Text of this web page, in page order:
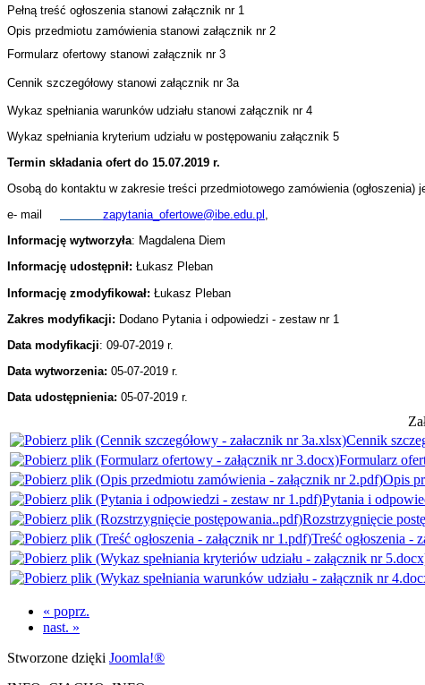
Pełną treść ogłoszenia stanowi załącznik nr 1
Opis przedmiotu zamówienia stanowi załącznik nr 2
Formularz ofertowy stanowi załącznik nr 3
Cennik szczegółowy stanowi załącznik nr 3a
Wykaz spełniania warunków udziału stanowi załącznik nr 4
Wykaz spełniania kryterium udziału w postępowaniu załącznik 5
Termin składania ofert do 15.07.2019 r.
Osobą do kontaktu w zakresie treści przedmiotowego zamówienia (ogłoszenia)
e- mail
zapytania_ofertowe@ibe.edu.pl ,
Informację wytworzyła: Magdalena Diem
Informację udostępnił: Łukasz Pleban
Informację zmodyfikował: Łukasz Pleban
Zakres modyfikacji: Dodano Pytania i odpowiedzi - zestaw nr 1
Data modyfikacji: 09-07-2019 r.
Data wytworzenia: 05-07-2019 r.
Data udostępnienia: 05-07-2019 r.
Cennik
Formularz
Opis
Pytania i
Rozstrzygnięcie
Treść ogłoszenia -
« poprz.
nast. »
Stworzone dzięki Joomla!®